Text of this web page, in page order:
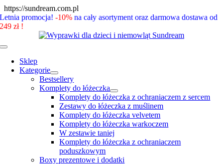
https://sundream.com.pl
to
Letnia promocja!-10% na cały asortyment oraz darmowa dostawa od
249 zł !
Toggle
Navigation
Sklep
Kategorie
Bestsellery
Komplety do łóżeczka
Komplety do łóżeczka z ochraniaczem z sercem
Zestawy do łóżeczka z muślinem
Komplety do łóżeczka velvetem
Komplety do łóżeczka warkoczem
W zestawie taniej
Komplety do łóżeczka z ochraniaczem
poduszkowym
Boxy prezentowe i dodatki